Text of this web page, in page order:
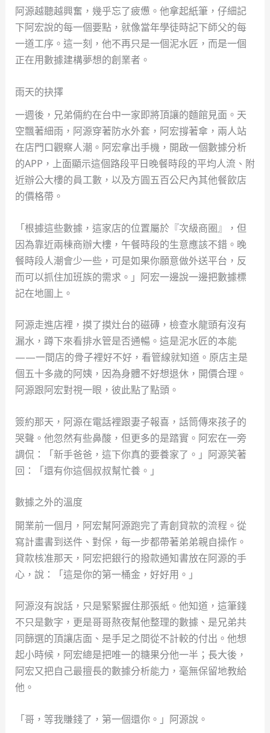
阿源越聽越興奮，幾乎忘了疲憊。他拿起紙筆，仔細記
下阿宏說的每一個要點，就像當年學徒時記下師父的每
一道工序。這一刻，他不再只是一個泥水匠，而是一個
正在用數據建構夢想的創業者。
雨天的抉擇
一週後，兄弟倆約在台中一家即將頂讓的麵館見面。天
空飄著細雨，阿源穿著防水外套，阿宏撐著傘，兩人站
在店門口觀察人潮。阿宏拿出手機，開啟一個數據分析
的APP，上面顯示這個路段平日晚餐時段的平均人流、附
近辦公大樓的員工數，以及方圓五百公尺內其他餐飲店
的價格帶。
「根據這些數據，這家店的位置屬於『次級商圈』，但
因為靠近兩棟商辦大樓，午餐時段的生意應該不錯。晚
餐時段人潮會少一些，可是如果你願意做外送平台，反
而可以抓住加班族的需求。」阿宏一邊說一邊把數據標
記在地圖上。
阿源走進店裡，摸了摸灶台的磁磚，檢查水龍頭有沒有
漏水，蹲下來看排水管是否通暢。這是泥水匠的本能
——一間店的骨子裡好不好，看管線就知道。原店主是
個五十多歲的阿姨，因為身體不好想退休，開價合理。
阿源跟阿宏對視一眼，彼此點了點頭。
簽約那天，阿源在電話裡跟妻子報喜，話筒傳來孩子的
哭聲。他忽然有些鼻酸，但更多的是踏實。阿宏在一旁
調侃：「新手爸爸，這下你真的要養家了。」阿源笑著
回：「還有你這個叔叔幫忙養。」
數據之外的溫度
開業前一個月，阿宏幫阿源跑完了青創貸款的流程。從
寫計畫書到送件、對保，每一步都帶著弟弟親自操作。
貸款核准那天，阿宏把銀行的撥款通知書放在阿源的手
心，說：「這是你的第一桶金，好好用。」
阿源沒有說話，只是緊緊握住那張紙。他知道，這筆錢
不只是數字，更是哥哥熬夜幫他整理的數據、是兄弟共
同篩選的頂讓店面、是手足之間從不計較的付出。他想
起小時候，阿宏總是把唯一的糖果分他一半；長大後，
阿宏又把自己最擅長的數據分析能力，毫無保留地教給
他。
「哥，等我賺錢了，第一個還你。」阿源說。